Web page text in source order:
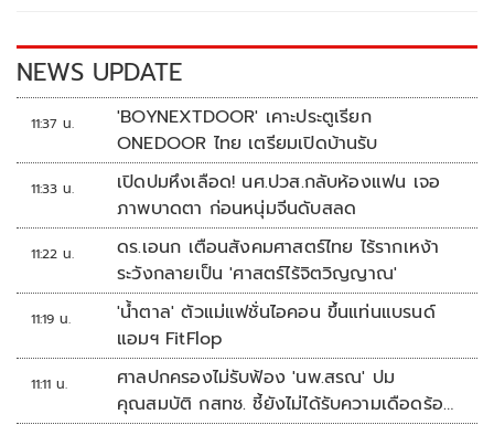
k k
NEWS UPDATE
11:37 น.
'BOYNEXTDOOR' เคาะประตูเรียก
ONEDOOR ไทย เตรียมเปิดบ้านรับ
11:33 น.
เปิดปมหึงเลือด! นศ.ปวส.กลับห้องแฟน เจอ
ภาพบาดตา ก่อนหนุ่มจีนดับสลด
11:22 น.
ดร.เอนก เตือนสังคมศาสตร์ไทย ไร้รากเหง้า
ระวังกลายเป็น 'ศาสตร์ไร้จิตวิญญาณ'
11:19 น.
'น้ำตาล' ตัวแม่แฟชั่นไอคอน ขึ้นแท่นแบรนด์
แอมฯ FitFlop
11:11 น.
ศาลปกครองไม่รับฟ้อง 'นพ.สรณ' ปม
คุณสมบัติ กสทช. ชี้ยังไม่ได้รับความเดือดร้อน
เสียหาย